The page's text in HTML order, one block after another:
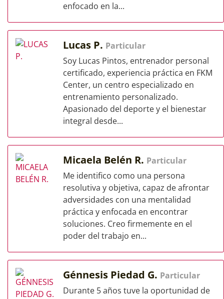
enfocado en la...
Lucas P. Particular
Soy Lucas Pintos, entrenador personal
certificado, experiencia práctica en FKM
Center, un centro especializado en
entrenamiento personalizado.
Apasionado del deporte y el bienestar
integral desde...
Micaela Belén R. Particular
Me identifico como una persona
resolutiva y objetiva, capaz de afrontar
adversidades con una mentalidad
práctica y enfocada en encontrar
soluciones. Creo firmemente en el
poder del trabajo en...
Génnesis Piedad G. Particular
Durante 5 años tuve la oportunidad de